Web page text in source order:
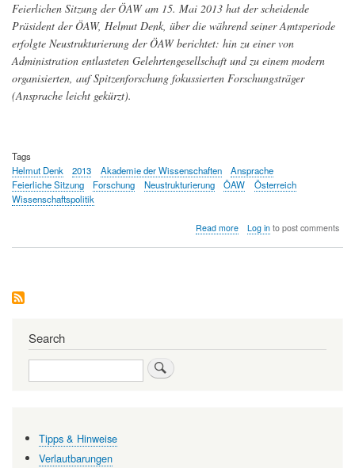
Feierlichen Sitzung der ÖAW am 15. Mai 2013 hat der scheidende
Präsident der ÖAW, Helmut Denk, über die während seiner Amtsperiode
erfolgte Neustrukturierung der ÖAW berichtet: hin zu einer von
Administration entlasteten Gelehrtengesellschaft und zu einem modern
organisierten, auf Spitzenforschung fokussierten Forschungsträger
(Ansprache leicht gekürzt).
Tags
Helmut Denk
2013 Akademie der Wissenschaften
Ansprache
Feierliche Sitzung
Forschung Neustrukturierung ÖAW
Österreich
Wissenschaftspolitik
Read moreabout
Bilanz
Log into post comments
Search
Search
Tipps & Hinweise
Verlautbarungen